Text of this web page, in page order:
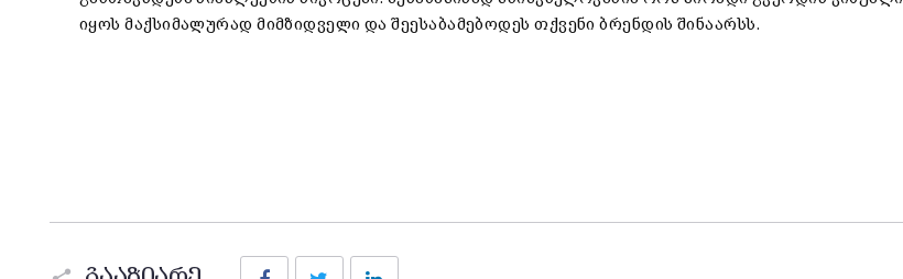
იყოს მაქსიმალურად მიმზიდველი და შეესაბამებოდეს თქვენი ბრენდის შინაარსს.
FacebookTwitter